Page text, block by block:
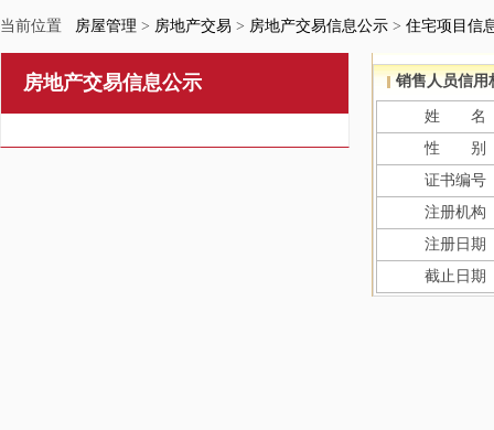
当前位置 房屋管理 > 房地产交易 > 房地产交易信息公示 > 住宅项目信
房地产交易信息公示 销售人员信用
姓 名
性 别
证书编号
注册机构
注册日期
截止日期